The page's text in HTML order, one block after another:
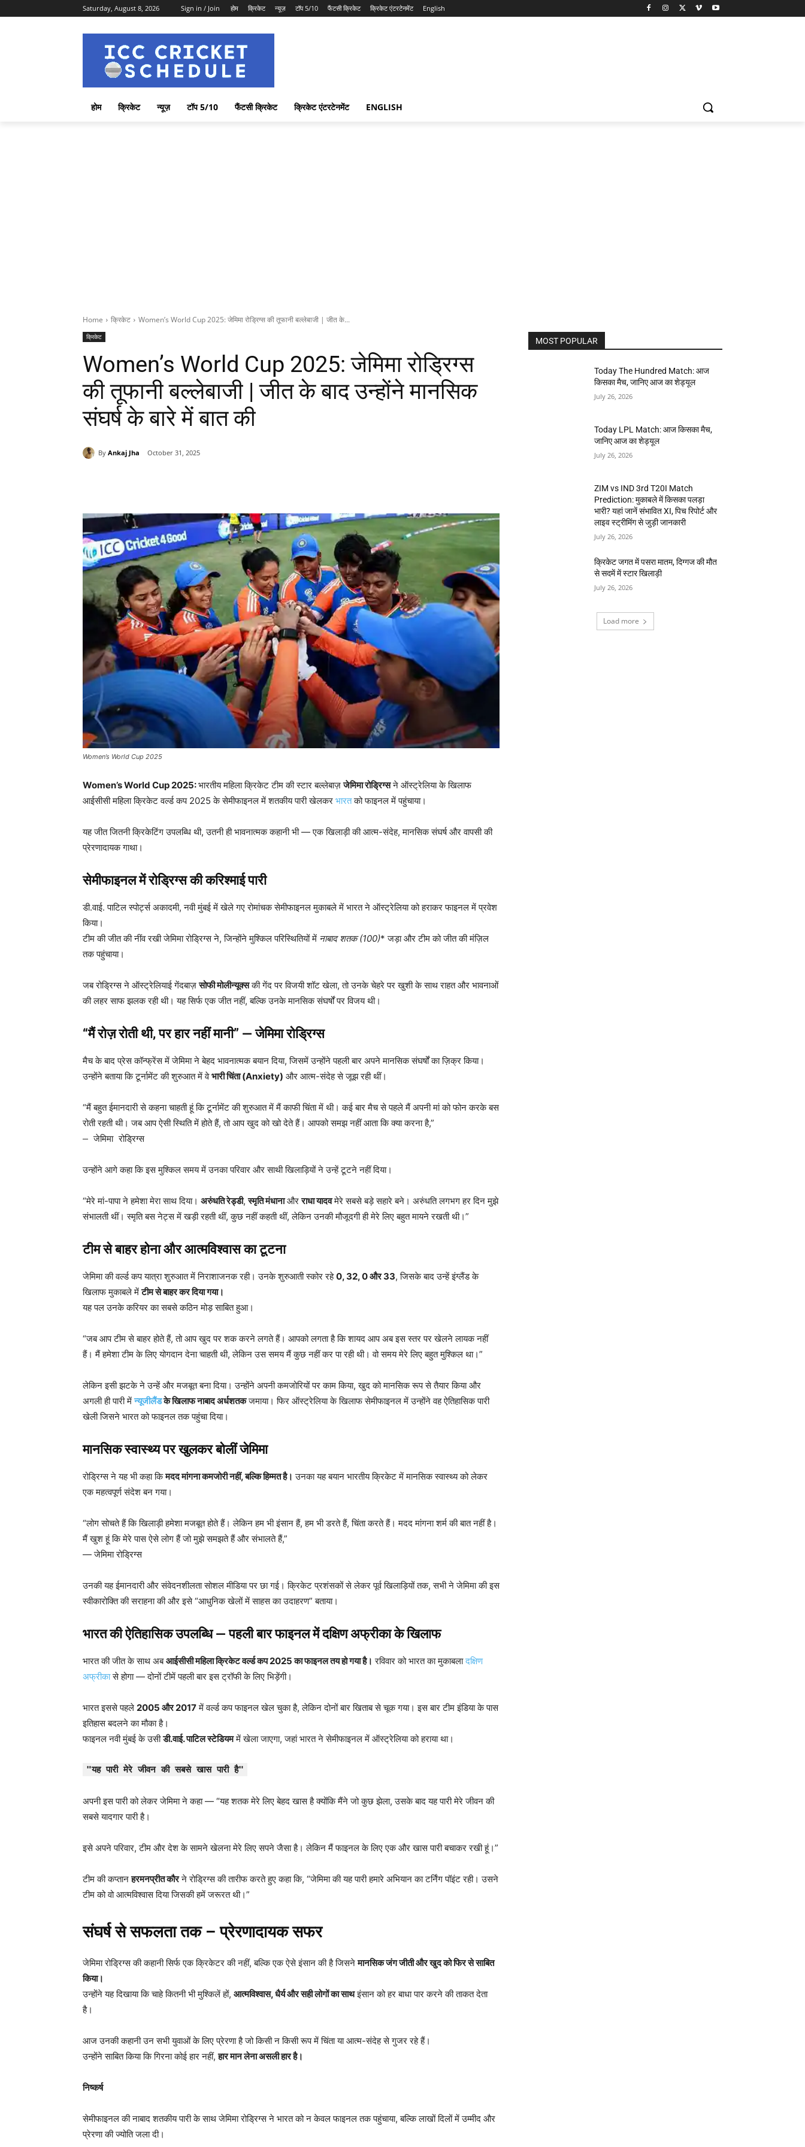
Saturday, August 8, 2026 Sign in / Join होम क्रिकेट न्यूज़ टॉप 5/10 फैंटसी क्रिकेट क्रिकेट एंटरटेनमेंट English
होम क्रिकेट न्यूज़ टॉप 5/10 फैंटसी क्रिकेट क्रिकेट एंटरटेनमेंट ENGLISH
Home क्रिकेट Women’s World Cup 2025: जेमिमा रोड्रिग्स की तूफानी बल्लेबाजी | जीत के...
क्रिकेट
Women’s World Cup 2025: जेमिमा रोड्रिग्स
की तूफानी बल्लेबाजी | जीत के बाद उन्होंने मानसिक
संघर्ष के बारे में बात की
By Ankaj Jha October 31, 2025
Women’s World Cup 2025
Women’s World Cup 2025:भारतीय महिला क्रिकेट टीम की स्टार बल्लेबाज़जेमिमा रोड्रिग्सने ऑस्ट्रेलिया के खिलाफ
आईसीसी महिला क्रिकेट वर्ल्ड कप 2025 के सेमीफाइनल में शतकीय पारी खेलकर भारतको फाइनल में पहुंचाया।
यह जीत जितनी क्रिकेटिंग उपलब्धि थी, उतनी ही भावनात्मक कहानी भी — एक खिलाड़ी की आत्म-संदेह, मानसिक संघर्ष और वापसी की
प्रेरणादायक गाथा।
सेमीफाइनल में रोड्रिग्स की करिश्माई पारी
डी.वाई. पाटिल स्पोर्ट्स अकादमी, नवी मुंबई में खेले गए रोमांचक सेमीफाइनल मुकाबले में भारत ने ऑस्ट्रेलिया को हराकर फाइनल में प्रवेश
किया।
टीम की जीत की नींव रखी जेमिमा रोड्रिग्स ने, जिन्होंने मुश्किल परिस्थितियों में नाबाद शतक (100)* जड़ा और टीम को जीत की मंज़िल
तक पहुंचाया।
जब रोड्रिग्स ने ऑस्ट्रेलियाई गेंदबाज़सोफी मोलीन्यूक्सकी गेंद पर विजयी शॉट खेला, तो उनके चेहरे पर खुशी के साथ राहत और भावनाओं
की लहर साफ झलक रही थी। यह सिर्फ एक जीत नहीं, बल्कि उनके मानसिक संघर्षों पर विजय थी।
“मैं रोज़ रोती थी,पर हार नहीं मानी” — जेमिमा रोड्रिग्स
मैच के बाद प्रेस कॉन्फ्रेंस में जेमिमा ने बेहद भावनात्मक बयान दिया, जिसमें उन्होंने पहली बार अपने मानसिक संघर्षों का ज़िक्र किया।
उन्होंने बताया कि टूर्नामेंट की शुरुआत में वेभारी चिंता (Anxiety) और आत्म-संदेह से जूझ रही थीं।
“मैं बहुत ईमानदारी से कहना चाहती हूं कि टूर्नामेंट की शुरुआत में मैं काफी चिंता में थी। कई बार मैच से पहले मैं अपनी मां को फोन करके बस
रोती रहती थी। जब आप ऐसी स्थिति में होते हैं, तो आप खुद को खो देते हैं। आपको समझ नहीं आता कि क्या करना है,”
— जेमिमा रोड्रिग्स
उन्होंने आगे कहा कि इस मुश्किल समय में उनका परिवार और साथी खिलाड़ियों ने उन्हें टूटने नहीं दिया।
“मेरे मां-पापा ने हमेशा मेरा साथ दिया। अरुंधति रेड्डी,स्मृति मंधानाऔरराधा यादवमेरे सबसे बड़े सहारे बने। अरुंधति लगभग हर दिन मुझे
संभालती थीं। स्मृति बस नेट्स में खड़ी रहती थीं, कुछ नहीं कहती थीं, लेकिन उनकी मौजूदगी ही मेरे लिए बहुत मायने रखती थी।”
टीम से बाहर होना और आत्मविश्वास का टूटना
जेमिमा की वर्ल्ड कप यात्रा शुरुआत में निराशाजनक रही। उनके शुरुआती स्कोर रहे0, 32, 0और 33, जिसके बाद उन्हें इंग्लैंड के
खिलाफ मुकाबले मेंटीम से बाहर कर दिया गया।
यह पल उनके करियर का सबसे कठिन मोड़ साबित हुआ।
“जब आप टीम से बाहर होते हैं, तो आप खुद पर शक करने लगते हैं। आपको लगता है कि शायद आप अब इस स्तर पर खेलने लायक नहीं
हैं। मैं हमेशा टीम के लिए योगदान देना चाहती थी, लेकिन उस समय मैं कुछ नहीं कर पा रही थी। वो समय मेरे लिए बहुत मुश्किल था।”
लेकिन इसी झटके ने उन्हें और मजबूत बना दिया। उन्होंने अपनी कमजोरियों पर काम किया, खुद को मानसिक रूप से तैयार किया और
अगली ही पारी मेंन्यूजीलैंडके खिलाफ नाबाद अर्धशतकजमाया। फिर ऑस्ट्रेलिया के खिलाफ सेमीफाइनल में उन्होंने वह ऐतिहासिक पारी
खेली जिसने भारत को फाइनल तक पहुंचा दिया।
मानसिक स्वास्थ्य पर खुलकर बोलीं जेमिमा
रोड्रिग्स ने यह भी कहा किमदद मांगना कमजोरी नहीं, बल्कि हिम्मत है। उनका यह बयान भारतीय क्रिकेट में मानसिक स्वास्थ्य को लेकर
एक महत्वपूर्ण संदेश बन गया।
“लोग सोचते हैं कि खिलाड़ी हमेशा मजबूत होते हैं। लेकिन हम भी इंसान हैं, हम भी डरते हैं, चिंता करते हैं। मदद मांगना शर्म की बात नहीं है।
मैं खुश हूं कि मेरे पास ऐसे लोग हैं जो मुझे समझते हैं और संभालते हैं,”
— जेमिमा रोड्रिग्स
उनकी यह ईमानदारी और संवेदनशीलता सोशल मीडिया पर छा गई। क्रिकेट प्रशंसकों से लेकर पूर्व खिलाड़ियों तक, सभी ने जेमिमा की इस
स्वीकारोक्ति की सराहना की और इसे “आधुनिक खेलों में साहस का उदाहरण” बताया।
भारत की ऐतिहासिक उपलब्धि — पहली बार फाइनल में दक्षिण अफ्रीका के खिलाफ
भारत की जीत के साथ अबआईसीसी महिला क्रिकेट वर्ल्ड कप 2025 का फाइनल तय हो गया है। रविवार को भारत का मुकाबलादक्षिण
अफ्रीकासे होगा — दोनों टीमें पहली बार इस ट्रॉफी के लिए भिड़ेंगी।
भारत इससे पहले 2005 और 2017में वर्ल्ड कप फाइनल खेल चुका है, लेकिन दोनों बार खिताब से चूक गया। इस बार टीम इंडिया के पास
इतिहास बदलने का मौका है।
फाइनल नवी मुंबई के उसीडी.वाई. पाटिल स्टेडियममें खेला जाएगा, जहां भारत ने सेमीफाइनल में ऑस्ट्रेलिया को हराया था।
"यह पारी मेरे जीवन की सबसे खास पारी है"
अपनी इस पारी को लेकर जेमिमा ने कहा — “यह शतक मेरे लिए बेहद खास है क्योंकि मैंने जो कुछ झेला, उसके बाद यह पारी मेरे जीवन की
सबसे यादगार पारी है।
इसे अपने परिवार, टीम और देश के सामने खेलना मेरे लिए सपने जैसा है। लेकिन मैं फाइनल के लिए एक और खास पारी बचाकर रखी हूं।”
टीम की कप्तानहरमनप्रीत कौरने रोड्रिग्स की तारीफ करते हुए कहा कि, “जेमिमा की यह पारी हमारे अभियान का टर्निंग पॉइंट रही। उसने
टीम को वो आत्मविश्वास दिया जिसकी हमें जरूरत थी।”
संघर्ष से सफलता तक – प्रेरणादायक सफर
जेमिमा रोड्रिग्स की कहानी सिर्फ एक क्रिकेटर की नहीं, बल्कि एक ऐसे इंसान की है जिसनेमानसिक जंग जीती और खुद को फिर से साबित
किया।
उन्होंने यह दिखाया कि चाहे कितनी भी मुश्किलें हों, आत्मविश्वास,धैर्य और सही लोगों का साथइंसान को हर बाधा पार करने की ताकत देता
है।
आज उनकी कहानी उन सभी युवाओं के लिए प्रेरणा है जो किसी न किसी रूप में चिंता या आत्म-संदेह से गुजर रहे हैं।
उन्होंने साबित किया कि गिरना कोई हार नहीं,हार मान लेना असली हार है।
निष्कर्ष
सेमीफाइनल की नाबाद शतकीय पारी के साथ जेमिमा रोड्रिग्स ने भारत को न केवल फाइनल तक पहुंचाया, बल्कि लाखों दिलों में उम्मीद और
प्रेरणा की ज्योति जला दी।
MOST POPULAR
Today The Hundred Match: आज
किसका मैच, जानिए आज का शेड्यूल
July 26, 2026
Today LPL Match: आज किसका मैच,
जानिए आज का शेड्यूल
July 26, 2026
ZIM vs IND 3rd T20I Match
Prediction: मुकाबले में किसका पलड़ा
भारी? यहां जानें संभावित XI, पिच रिपोर्ट और
लाइव स्ट्रीमिंग से जुड़ी जानकारी
July 26, 2026
क्रिकेट जगत में पसरा मातम, दिग्गज की मौत
से सदमें में स्टार खिलाड़ी
July 26, 2026
Load more